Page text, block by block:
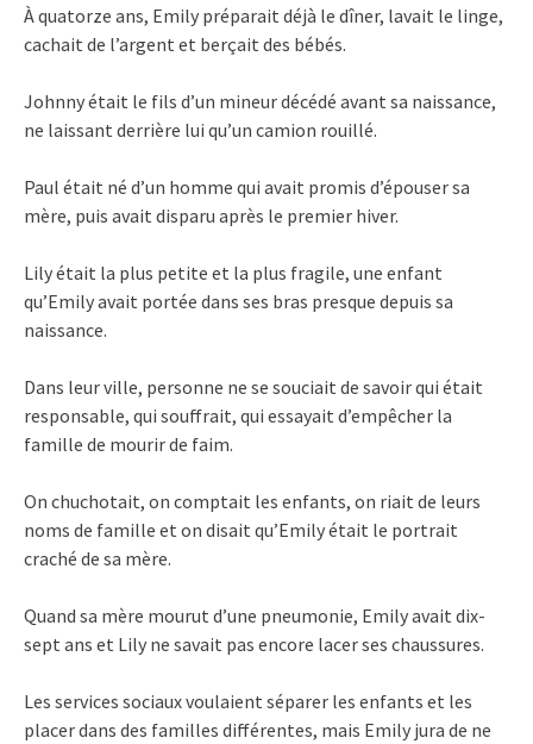
À quatorze ans, Emily préparait déjà le dîner, lavait le linge,
cachait de l’argent et berçait des bébés.
Johnny était le fils d’un mineur décédé avant sa naissance,
ne laissant derrière lui qu’un camion rouillé.
Paul était né d’un homme qui avait promis d’épouser sa
mère, puis avait disparu après le premier hiver.
Lily était la plus petite et la plus fragile, une enfant
qu’Emily avait portée dans ses bras presque depuis sa
naissance.
Dans leur ville, personne ne se souciait de savoir qui était
responsable, qui souffrait, qui essayait d’empêcher la
famille de mourir de faim.
On chuchotait, on comptait les enfants, on riait de leurs
noms de famille et on disait qu’Emily était le portrait
craché de sa mère.
Quand sa mère mourut d’une pneumonie, Emily avait dix-
sept ans et Lily ne savait pas encore lacer ses chaussures.
Les services sociaux voulaient séparer les enfants et les
placer dans des familles différentes, mais Emily jura de ne